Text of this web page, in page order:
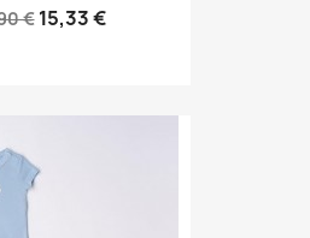
€ 15,33 €